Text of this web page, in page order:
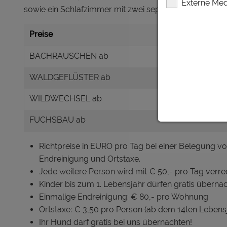
sowie ein Schlafzimmer mit zwei separaten
Preise
BACHRAUSCHEN ab
WALDGEFLÜSTER ab
WILDWECHSEL ab
FUCHSBAU ab
Richtpreise in EURO pro Tag bei einer Belegung
Endreinigung und Ortstaxe.
Jede weitere Person wird mit € 50,- pro Tag
Kinder bis zum 1. Lebensjahr dürfen gratis
Einmalige Endreinigung: € 80,- pro Wohnung
Ortstaxe: € 3,50 pro Person (ab dem 14ten
Ihr Hund darf gratis bei uns übernachten!
Externe